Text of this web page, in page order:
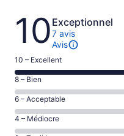
Avis
10 Exceptionnel
7 avis
Avis
Note
de 10
–
Excellent,
d’après
7 avis
10 – Excellent
Note
de 8
–
Bien,
d’après
8 – Bien
Note
de 6
–
6 – Acceptable
Note
de 4
4 – Médiocre